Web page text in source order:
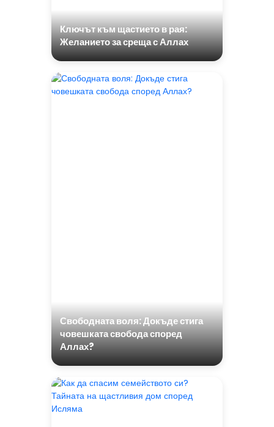
Ключът към щастието в рая:
Желанието за среща с Аллах
Свободната воля: Докъде стига
човешката свобода според
Аллах?